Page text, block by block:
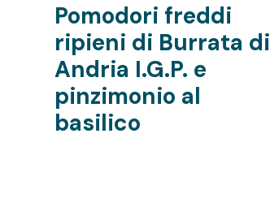
Pomodori freddi
ripieni di Burrata di
Andria I.G.P. e
pinzimonio al
basilico